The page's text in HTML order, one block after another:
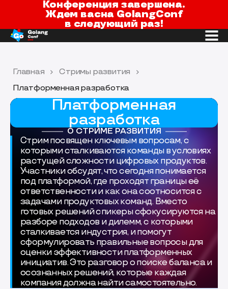
Конференция завершена.
Ждем васна GolangConf
в следующий раз!
Главная
Стримы развития
Платформенная разработка
Платформенная
разработка
О СТРИМЕ РАЗВИТИЯ
Стрим посвящен ключевым вопросам, с
которыми сталкиваются команды в условиях
растущей сложности цифровых продуктов.
Участники обсудят, что сегодня понимается
под платформой, где проходят границы её
ответственности и как она соотносится с
задачами продуктовых команд. Вместо
готовых решений спикеры сфокусируются на
разборе подходов и дилемм, с которыми
сталкивается индустрия, и помогут
сформулировать правильные вопросы для
оценки эффективности платформенных
инициатив. Это разговор о поиске баланса и
осознанных решений, которые каждая
компания должна найти самостоятельно.